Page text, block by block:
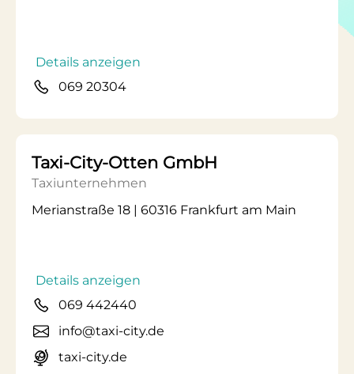
Details anzeigen
069 20304
Taxi-City-Otten GmbH
Taxiunternehmen
Merianstraße 18 | 60316 Frankfurt am Main
Details anzeigen
069 442440
info@taxi-city.de
taxi-city.de